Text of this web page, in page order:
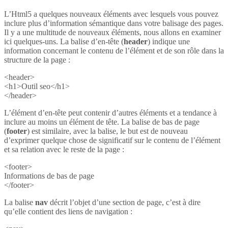
L’Html5 a quelques nouveaux éléments avec lesquels vous pouvez
inclure plus d’information sémantique dans votre balisage des pages.
Il y a une multitude de nouveaux éléments, nous allons en examiner
ici quelques-uns. La balise d’en-tête (header) indique une
information concernant le contenu de l’élément et de son rôle dans la
structure de la page :
<header>
<h1>Outil seo</h1>
</header>
L’élément d’en-tête peut contenir d’autres éléments et a tendance à
inclure au moins un élément de tête. La balise de bas de page
(footer) est similaire, avec la balise, le but est de nouveau
d’exprimer quelque chose de significatif sur le contenu de l’élément
et sa relation avec le reste de la page :
<footer>
Informations de bas de page
</footer>
La balise nav décrit l’objet d’une section de page, c’est à dire
qu’elle contient des liens de navigation :